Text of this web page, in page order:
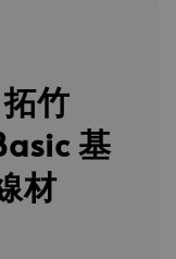
竹
基
材